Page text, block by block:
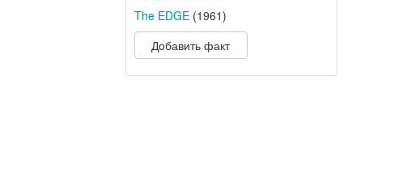
The EDGE(1961)
Добавить факт